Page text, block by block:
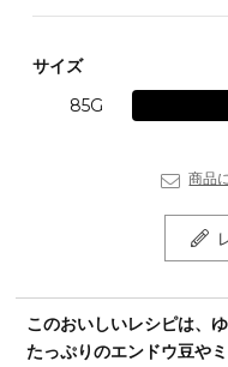
サイズ
85G
商品
このおいしいレシピは、
たっぷりのエンドウ豆や